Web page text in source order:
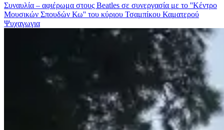
Συναυλία – αφιέρωμα στους Beatles σε συνεργασία με το ''Κέντρο
Μουσικών Σπουδών Κω'' του κύριου Τσαμπίκου Καματερού
Ψυχαγωγια